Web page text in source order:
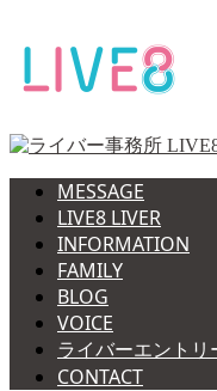
MESSAGE
LIVE8 LIVER
INFORMATION
FAMILY
BLOG
VOICE
ライバーエントリ
CONTACT